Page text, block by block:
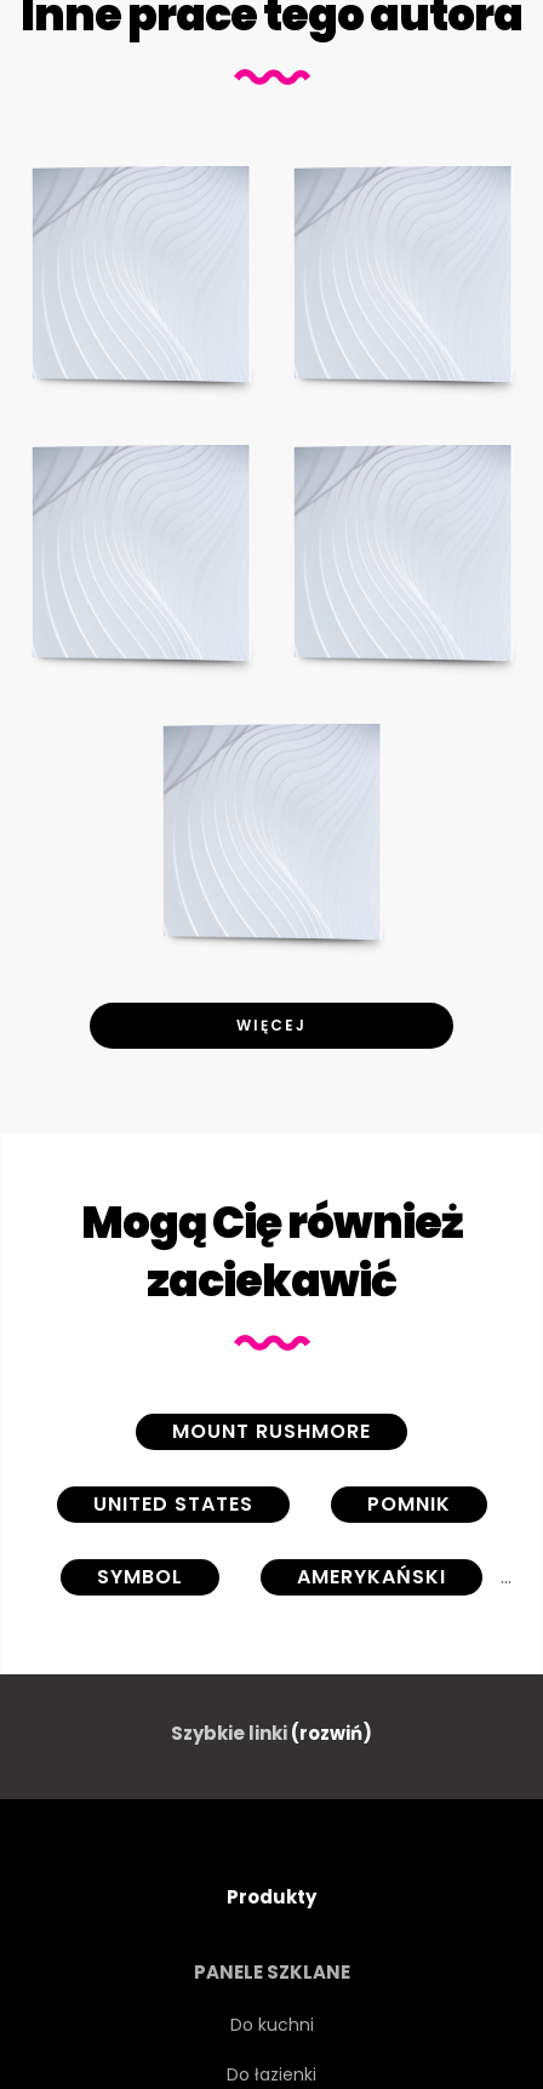
Inne prace tego autora
WIĘCEJ
Mogą Cię również
zaciekawić
MOUNT RUSHMORE
UNITED STATES POMNIK
SYMBOL AMERYKAŃSKI
UNITED STATES RZEŻBA
AMERYKA MEMORIAŁ
Szybkie linki(rozwiń)
Produkty
PANELE SZKLANE
Do kuchni
Do łazienki